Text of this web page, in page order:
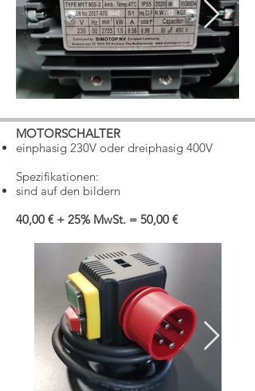
MOTORSCHALTER
einphasig 230V oder dreiphasig 400V
Spezifikationen:
sind auf den bildern
40,00 € + 25% MwSt. = 50,00 €